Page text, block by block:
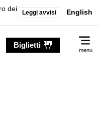
dei
Leggi avvisi English
Biglietti
menu